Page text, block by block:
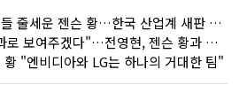
총수들 줄세운 젠슨 황…한국 산업계 새판 짰다
"결과로 보여주겠다"…전영현, 젠슨 황과 HBM5 논의
황 "엔비디아와 LG는 하나의 거대한 팀"